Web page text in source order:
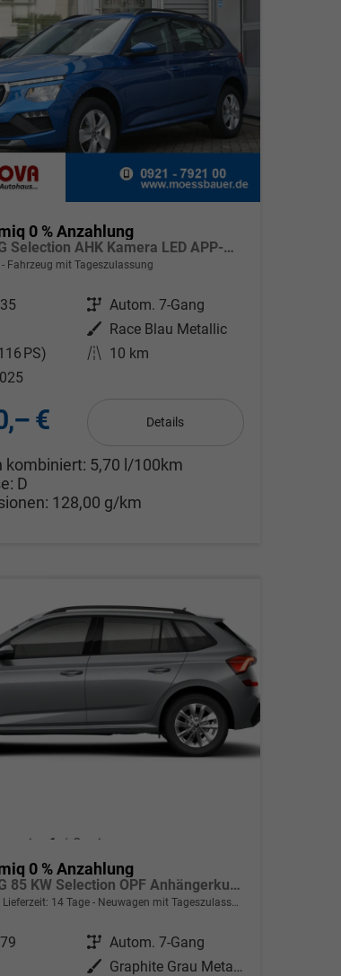
0 % Anzahlung
1.0 TSI DSG Selection AHK Kamera LED APP-Navi Sitzheizung
Fahrzeug mit Tageszulassung
Getriebe Autom. 7-Gang
Außenfarbe Race Blau Metallic
PS) Kilometerstand 10 km
€ Details
kombiniert: 5,70 l/100km
D
128,00 g/km
0 % Anzahlung
1.0 TSI DSG 85 KW Selection OPF Anhängerkupplung + Winter Paket Plus
Lieferzeit: 14 Tage Neuwagen mit Tageszulassung
Getriebe Autom. 7-Gang
Außenfarbe
Graphite Grau Metallic